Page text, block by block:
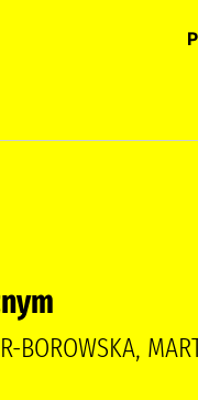
BOROWSKA,